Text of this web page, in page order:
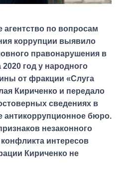
агентство по вопросам
коррупции выявило
правонарушения в
2020 год у народного
от фракции «Слуга
Кириченко и передало
сведениях в
антикоррупционное бюро.
незаконного
интересов
Кириченко не